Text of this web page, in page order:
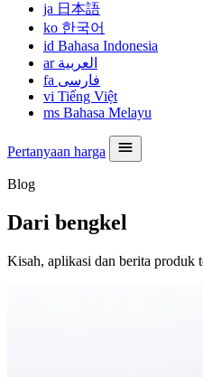
ja 日本語
ko 한국어
id Bahasa Indonesia
ar العربية
fa فارسی
vi Tiếng Việt
ms Bahasa Melayu
Pertanyaan harga
Blog
Dari bengkel
Kisah, aplikasi dan berita produk